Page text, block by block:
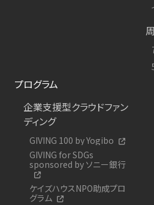
プログラム
企業支援型クラウドファン
ディング
GIVING 100 by Yogibo
GIVING for SDGs
sponsored by ソニー銀行
ケイズハウスNPO助成プロ
グラム